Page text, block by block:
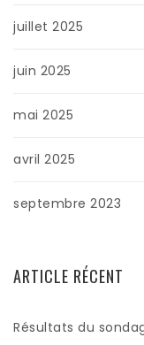
juillet 2025
juin 2025
mai 2025
avril 2025
septembre 2023
ARTICLE RÉCENT
Résultats du